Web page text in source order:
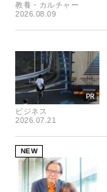
教養・カルチャー
2026.08.09
ビジネス
2026.07.21
NEW